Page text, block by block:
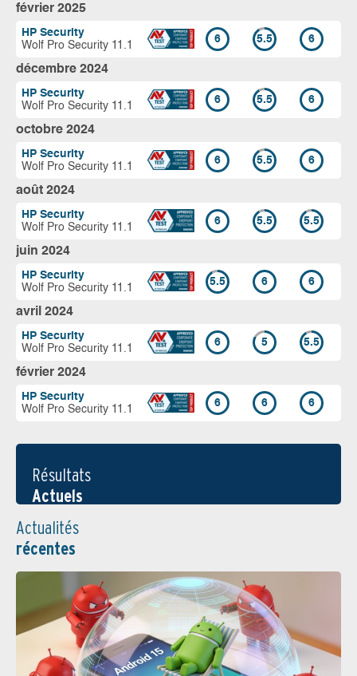
février 2025
HP Security
Wolf Pro Security 11.1
6 5.5 6
décembre 2024
HP Security
Wolf Pro Security 11.1
6 5.5 6
octobre 2024
HP Security
Wolf Pro Security 11.1
6 5.5 6
août 2024
HP Security
Wolf Pro Security 11.1
6 5.5 5.5
juin 2024
HP Security
Wolf Pro Security 11.1
5.5 6 6
avril 2024
HP Security
Wolf Pro Security 11.1
6 5 5.5
février 2024
HP Security
Wolf Pro Security 11.1
6 6 6
Résultats
Actuels
Actualités
récentes